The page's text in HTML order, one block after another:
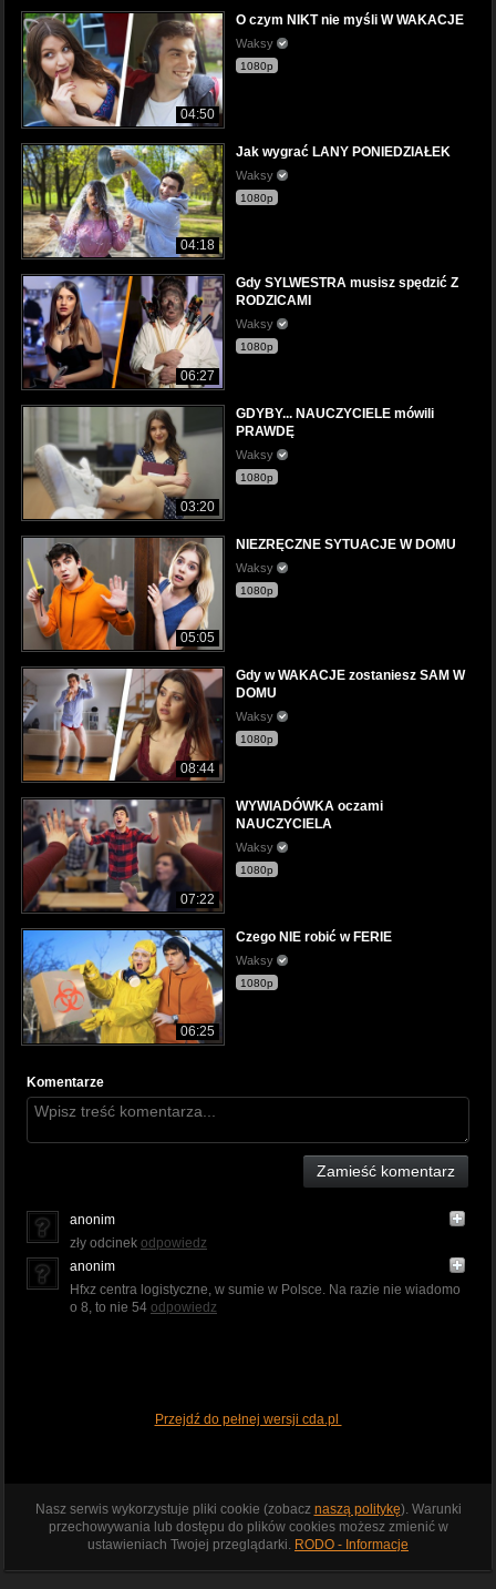
04:50
O czym NIKT nie myśli W WAKACJE
Waksy
1080p
04:18
Jak wygrać LANY PONIEDZIAŁEK
Waksy
1080p
06:27
Gdy SYLWESTRA musisz spędzić Z
RODZICAMI
Waksy
1080p
03:20
GDYBY... NAUCZYCIELE mówili
PRAWDĘ
Waksy
1080p
05:05
NIEZRĘCZNE SYTUACJE W DOMU
Waksy
1080p
08:44
Gdy w WAKACJE zostaniesz SAM W
DOMU
Waksy
1080p
07:22
WYWIADÓWKA oczami
NAUCZYCIELA
Waksy
1080p
06:25
Czego NIE robić w FERIE
Waksy
1080p
Komentarze
Zamieść komentarz
anonim
zły odcinek odpowiedz
anonim
Hfxz centra logistyczne, w sumie w Polsce. Na razie nie wiadomo
o 8, to nie 54 odpowiedz
Przejdź do pełnej wersji cda.pl
Nasz serwis wykorzystuje pliki cookie (zobacz naszą politykę). Warunki
przechowywania lub dostępu do plików cookies możesz zmienić w
ustawieniach Twojej przeglądarki. RODO - Informacje